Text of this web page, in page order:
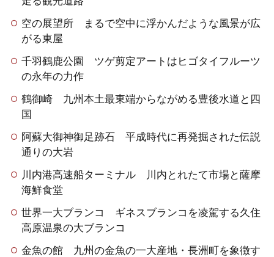
空の展望所 まるで空中に浮かんだような風景が広
がる東屋
千羽鶴鹿公園 ツゲ剪定アートはヒゴタイフルーツ
の永年の力作
鶴御崎 九州本土最東端からながめる豊後水道と四
国
阿蘇大御神御足跡石 平成時代に再発掘された伝説
通りの大岩
川内港高速船ターミナル 川内とれたて市場と薩摩
海鮮食堂
世界一大ブランコ ギネスブランコを凌駕する久住
高原温泉の大ブランコ
金魚の館 九州の金魚の一大産地・長洲町を象徴す